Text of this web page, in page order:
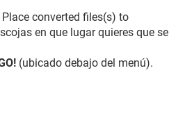
converted files(s) to
en que lugar quieres que se
(ubicado debajo del menú).